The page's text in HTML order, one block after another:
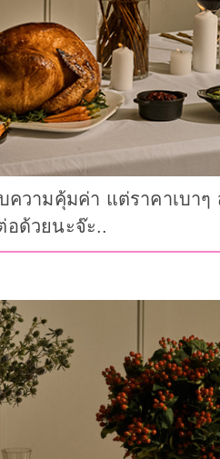
ความคุ้มค่า แต่ราคาเบา
อด้วยนะจ๊ะ..